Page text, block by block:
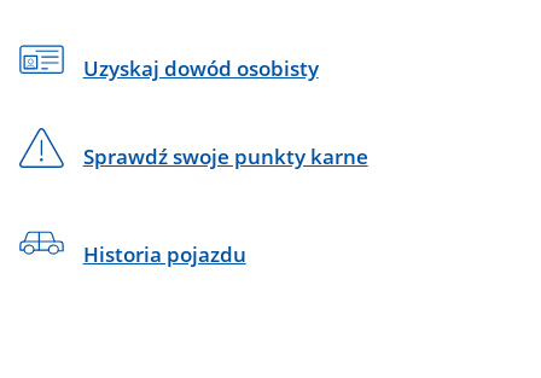
Uzyskaj dowód osobisty
Sprawdź swoje punkty karne
Historia pojazdu